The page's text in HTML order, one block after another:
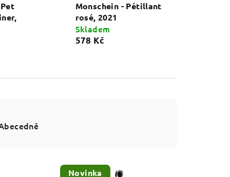
Monschein - Pétillant
rosé, 2021
Skladem
578 Kč
Novinka